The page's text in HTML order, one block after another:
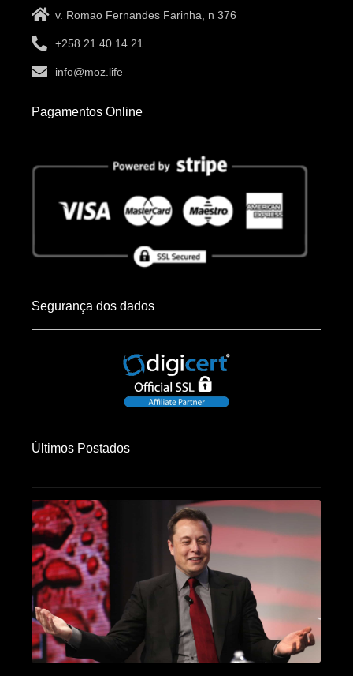
v. Romao Fernandes Farinha, n 376
+258 21 40 14 21
info@moz.life
Pagamentos Online
Segurança dos dados
Últimos Postados